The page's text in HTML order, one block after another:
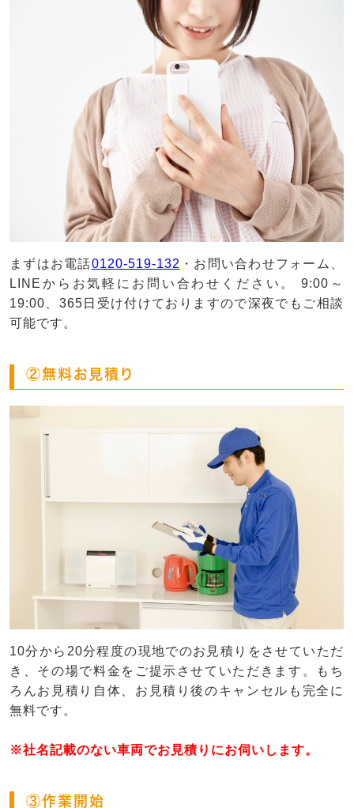
まずはお電話0120-519-132 ・お問い合わせフォーム、
LINEからお気軽にお問い合わせください。 9:00～
19:00、365日受け付けておりますので深夜でもご相談
可能です。
②無料お見積り
10分から20分程度の現地でのお見積りをさせていただ
き、その場で料金をご提示させていただきます。もち
ろんお見積り自体、お見積り後のキャンセルも完全に
無料です。
※社名記載のない車両でお見積りにお伺いします。
③作業開始